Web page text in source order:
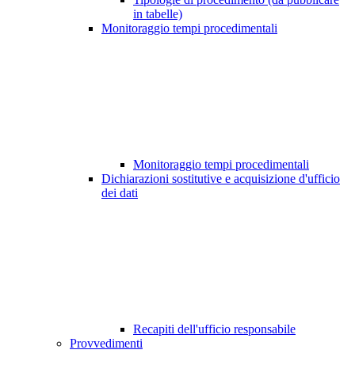
in tabelle)
Monitoraggio tempi procedimentali
Monitoraggio tempi procedimentali
Dichiarazioni sostitutive e acquisizione d'ufficio
dei dati
Recapiti dell'ufficio responsabile
Provvedimenti